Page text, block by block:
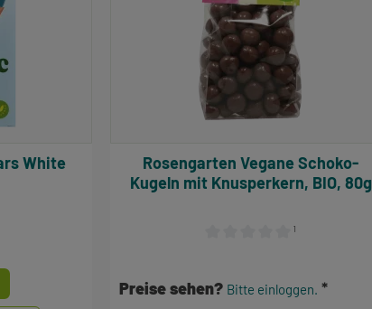
¹
Rosengarten Vegane Schoko-
Kugeln mit Knusperkern, BIO, 80g
Preise sehen? Bitte einloggen.